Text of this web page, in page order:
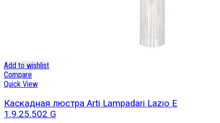
Add to wishlist
Compare
Quick View
Каскадная люстра Arti Lampadari Lazio E
1.9.25.502 G